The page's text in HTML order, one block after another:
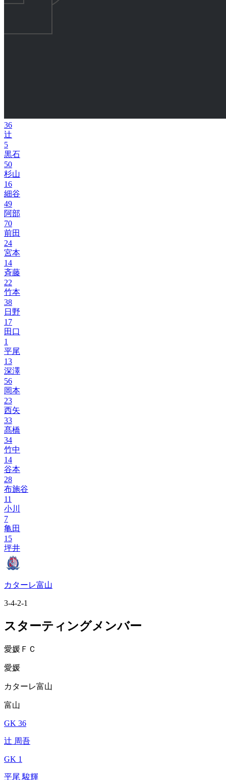
36
辻
5
黒石
50
杉山
16
細谷
49
阿部
70
前田
24
宮本
14
斉藤
22
竹本
38
日野
17
田口
1
平尾
13
深澤
56
岡本
23
西矢
33
髙橋
34
竹中
14
谷本
28
布施谷
11
小川
7
亀田
15
坪井
カターレ富山
3-4-2-1
スターティングメンバー
愛媛ＦＣ
愛媛
カターレ富山
富山
GK 36
辻 周吾
GK 1
平尾 駿輝